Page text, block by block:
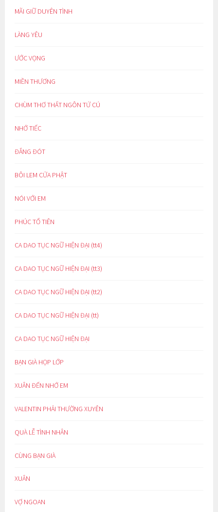
MÃI GIỮ DUYÊN TÌNH
LÀNG YÊU
ƯỚC VỌNG
MIỀN THƯƠNG
CHÙM THƠ THẤT NGÔN TỨ CÚ
NHỚ TIẾC
ĐẮNG ĐÓT
BÔI LEM CỬA PHẬT
NÓI VỚI EM
PHÚC TỔ TIÊN
CA DAO TỤC NGỮ HIỆN ĐẠI (tt4)
CA DAO TỤC NGỮ HIỆN ĐẠI (tt3)
CA DAO TỤC NGỮ HIỆN ĐẠI (tt2)
CA DAO TỤC NGỮ HIỆN ĐẠI (tt)
CA DAO TỤC NGỮ HIỆN ĐẠI
BẠN GIÀ HỌP LỚP
XUÂN ĐẾN NHỚ EM
VALENTIN PHẢI THƯỜNG XUYÊN
QUÀ LỄ TÌNH NHÂN
CÙNG BẠN GIÀ
XUÂN
VỢ NGOAN